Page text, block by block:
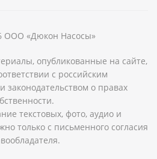
ООО «Дюкон Насосы»
опубликованные на сайте,
с российским
законодательством о правах
текстовых, фото, аудио и
только с письменного согласия